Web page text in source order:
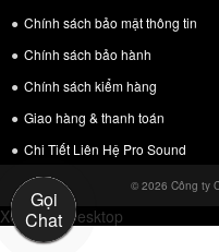
Seri SA được trang bị mạch
Với kích thước 483 x 417,5 x
người dùng có thể thoải mái
phòng.
Âm ly SA4800 sở hữu
công
stereo 800W x 4CH, 4 Ohm
thống âm thanh cực đỉnh
Chính sách bảo mật thông tin
Chính sách bảo hành
Chính sách kiểm hàng
Giao hàng & thanh toán
Chi Tiết Liên Hệ Pro Sound
© 2026 Công ty
Xem bản Desktop
Gọi
Chat